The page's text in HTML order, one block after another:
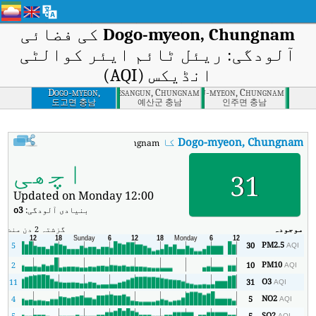
Dogo-myeon, Chungnamکی فضائی
آلودگی: ریئل ٹائم ایئر کوالٹی
انڈیکس (AQI)
Dogo-myeon,
Chungnam
도고면 충남
Yesangun, Chungnam
예산군 충남
Inju-myeon, Chungnam
인주면 충남
Dogo-myeon, Chungnamکا AQI Dogo-myeon, Chungnam کا ریئل ٹائم ایئر کوالٹی انڈیکس (AQI)۔
31 اچھی
Updated on Monday 12:00
بنیادی آلودگی:o3
موجودہ گزشتہ 2 دن منٹ
PM2.5AQI
30
5
PM10AQI
10
2
O3AQI
31
11
NO2AQI
5
4